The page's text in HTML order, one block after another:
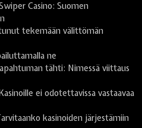
Casino: Suomen
tekemään välittömän
ne
tähti: Nimessä viittaus
ei odotettavissa vastaavaa
kasinoiden järjestämiin